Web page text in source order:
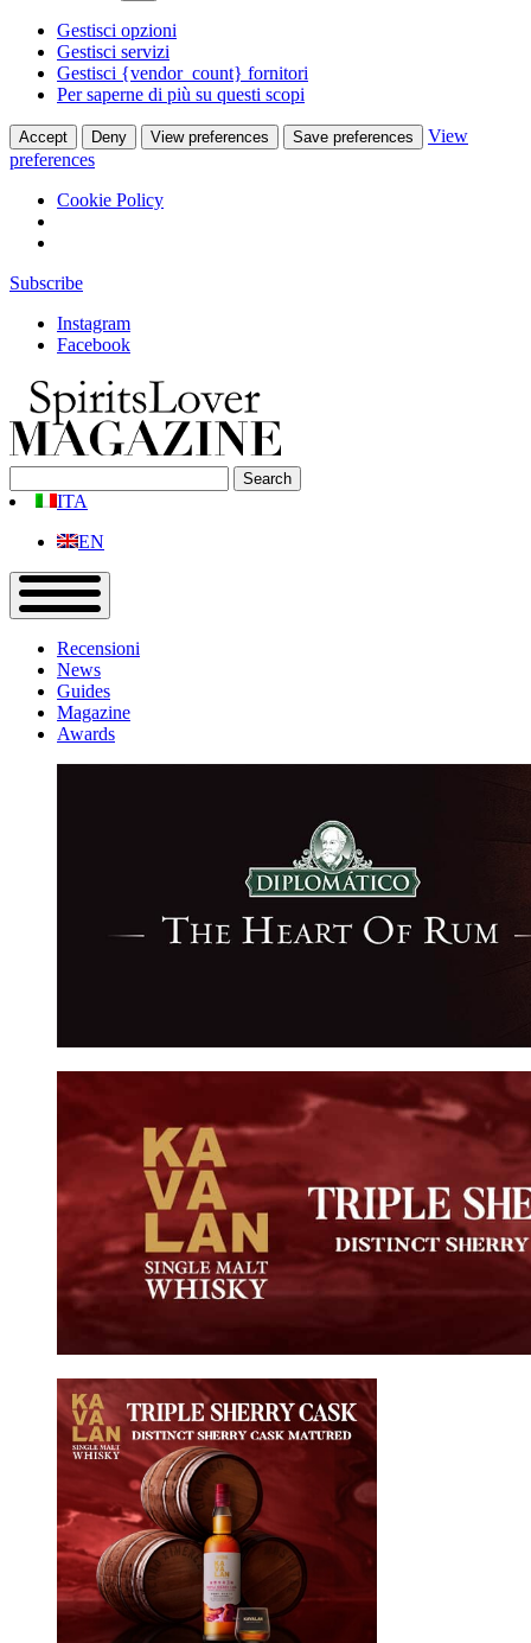
Gestisci opzioni
Gestisci servizi
Gestisci {vendor_count} fornitori
Per saperne di più su questi scopi
Accept Deny View preferences Save preferences
View
preferences
Cookie Policy
Subscribe
Instagram
Facebook
ITA
EN
Recensioni
News
Guides
Magazine
Awards